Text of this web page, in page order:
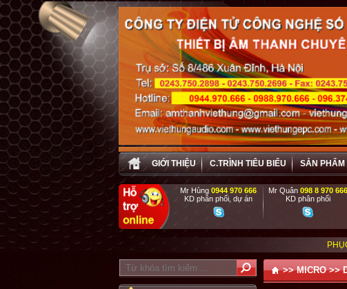
GIỚI THIỆU C.TRÌNH TIÊU BIỂU SẢN PHẨM
Mr Hùng0944 970 666
KD phân phối, dự án
Mr Quân 098 8 970 666
KD phân phối
PHỤC VỤ TẬN
>>MICRO>>